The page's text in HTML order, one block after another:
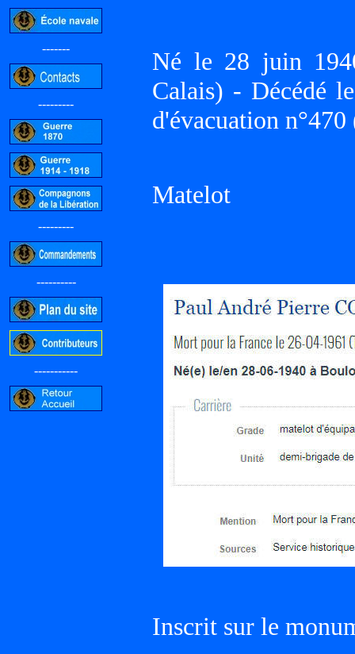
-------
---------
---------
----------
-----------
Né le 28 juin
Calais) - Décédé
d'évacuation
Matelot
Inscrit sur le